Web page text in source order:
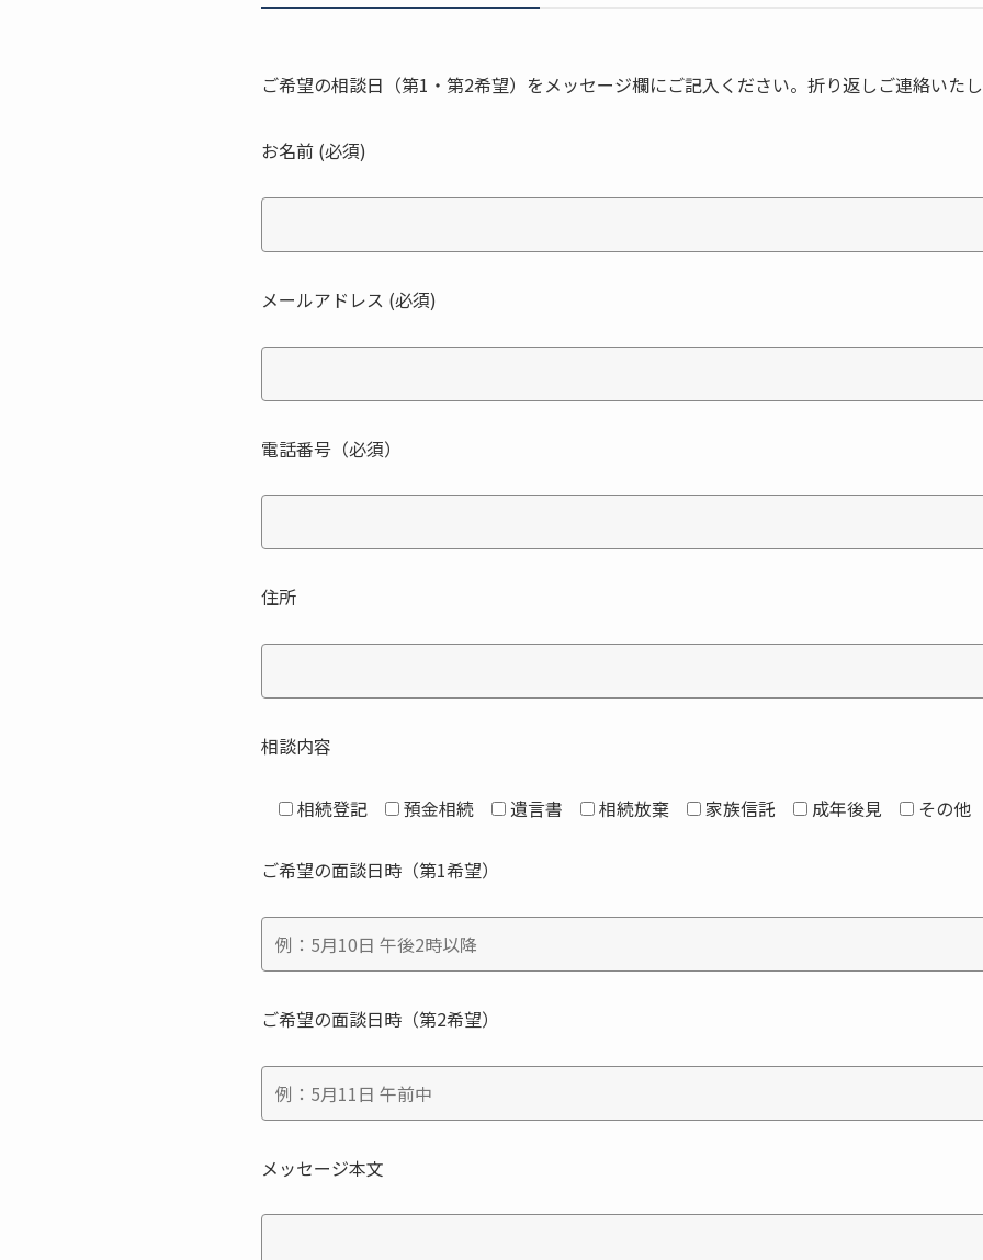
ご希望の相談日（第1・第2希望）をメッセージ欄にご記入ください。折り返しご連絡いた
お名前 (必須)
メールアドレス (必須)
電話番号（必須）
住所
相談内容
相続登記 預金相続 遺言書 相続放棄 家族信託 成年後見 その他
ご希望の面談日時（第1希望）
ご希望の面談日時（第2希望）
メッセージ本文